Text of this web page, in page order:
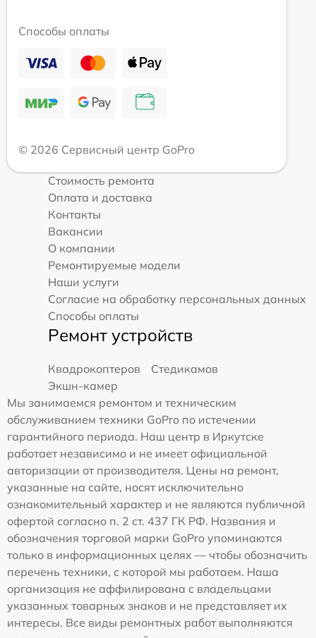
Способы оплаты
© 2026 Сервисный центр GoPro
Стоимость ремонта
Оплата и доставка
Контакты
Вакансии
О компании
Ремонтируемые модели
Наши услуги
Согласие на обработку персональных данных
Способы оплаты
Ремонт устройств
Квадрокоптеров
Стедикамов
Экшн-камер
Мы занимаемся ремонтом и техническим
обслуживанием техники GoPro по истечении
гарантийного периода. Наш центр в Иркутске
работает независимо и не имеет официальной
авторизации от производителя. Цены на ремонт,
указанные на сайте, носят исключительно
ознакомительный характер и не являются публичной
офертой согласно п. 2 ст. 437 ГК РФ. Названия и
обозначения торговой марки GoPro упоминаются
только в информационных целях — чтобы обозначить
перечень техники, с которой мы работаем. Наша
организация не аффилирована с владельцами
указанных товарных знаков и не представляет их
интересы. Все виды ремонтных работ выполняются